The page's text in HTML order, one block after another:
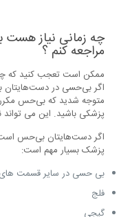
چه زمانی نیاز
مراجعه کنم ؟
ممکن است تعجب کنید که
اگر بی‌حسی در دست‌هایتان
متوجه شدید که بی‌حس مکرر
پزشکی باشید. این می
اگر دست‌هایتان بی‌حس است و
پزشک بسیار مهم است:
بی حسی در سایر قسمت
فلج
گیجی